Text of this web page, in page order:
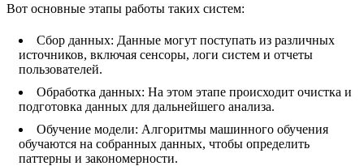
Вот основные этапы работы таких систем:
Сбор данных: Данные могут поступать из различных
источников, включая сенсоры, логи систем и отчеты
пользователей.
Обработка данных: На этом этапе происходит очистка и
подготовка данных для дальнейшего анализа.
Обучение модели: Алгоритмы машинного обучения
обучаются на собранных данных, чтобы определить
паттерны и закономерности.